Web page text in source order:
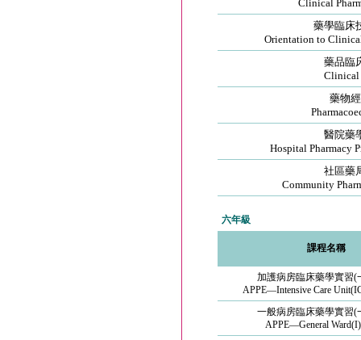
Clinical
藥學臨床
Orientation to
藥品臨
Clinical
藥物
醫院藥
Hospital Pharmacy
社區藥
Community
六年級
課程名稱
加護病房臨床藥學實習(
APPE—Intensive Care
一般病房臨床藥學實習(
APPE—General